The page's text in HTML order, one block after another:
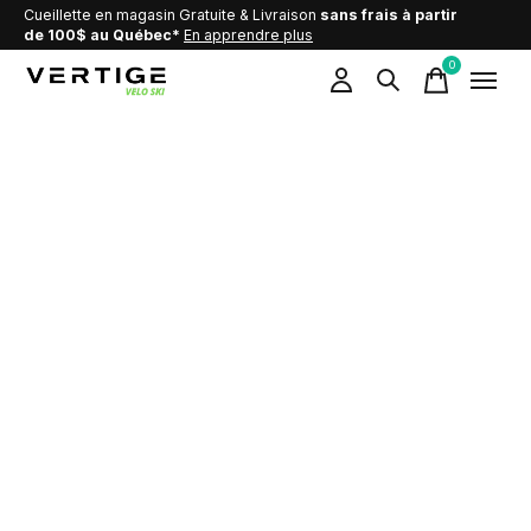
Cueillette en magasin Gratuite & Livraison sans frais à partir
de 100$ au Québec* En apprendre plus
0items